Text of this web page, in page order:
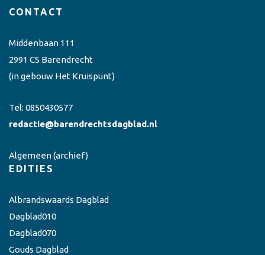
CONTACT
Middenbaan 111
2991 CS Barendrecht
(in gebouw Het Kruispunt)
Tel: 0850430577
redactie@barendrechtsdagblad.nl
Algemeen(archief)
EDITIES
Albrandswaards Dagblad
Dagblad010
Dagblad070
Gouds Dagblad